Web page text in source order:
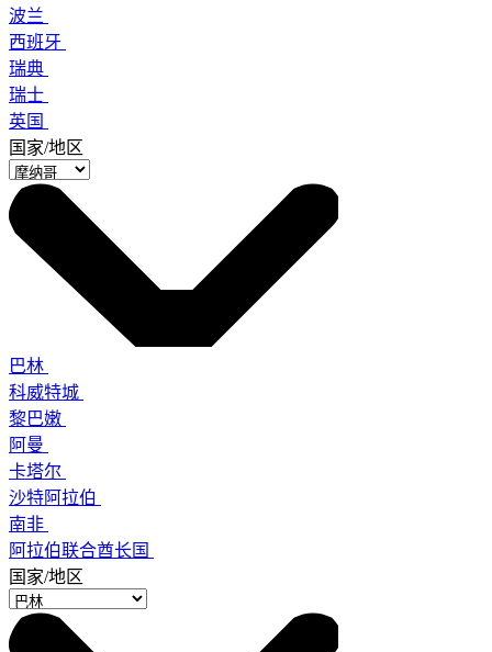
波兰
西班牙
瑞典
瑞士
英国
国家/地区
巴林
科威特城
黎巴嫩
阿曼
卡塔尔
沙特阿拉伯
南非
阿拉伯联合酋长国
国家/地区